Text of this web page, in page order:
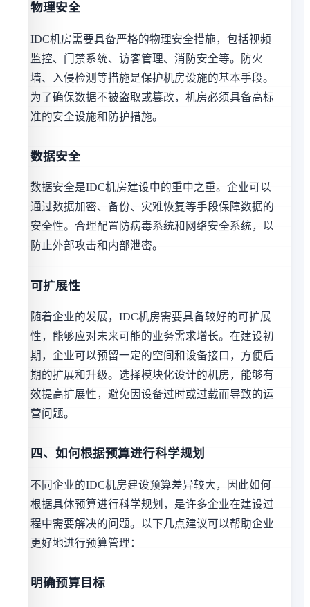
物理安全
IDC机房需要具备严格的物理安全措施，包括视频
监控、门禁系统、访客管理、消防安全等。防火
墙、入侵检测等措施是保护机房设施的基本手段。
为了确保数据不被盗取或篡改，机房必须具备高标
准的安全设施和防护措施。
数据安全
数据安全是IDC机房建设中的重中之重。企业可以
通过数据加密、备份、灾难恢复等手段保障数据的
安全性。合理配置防病毒系统和网络安全系统，以
防止外部攻击和内部泄密。
可扩展性
随着企业的发展，IDC机房需要具备较好的可扩展
性，能够应对未来可能的业务需求增长。在建设初
期，企业可以预留一定的空间和设备接口，方便后
期的扩展和升级。选择模块化设计的机房，能够有
效提高扩展性，避免因设备过时或过载而导致的运
营问题。
四、如何根据预算进行科学规划
不同企业的IDC机房建设预算差异较大，因此如何
根据具体预算进行科学规划，是许多企业在建设过
程中需要解决的问题。以下几点建议可以帮助企业
更好地进行预算管理：
明确预算目标